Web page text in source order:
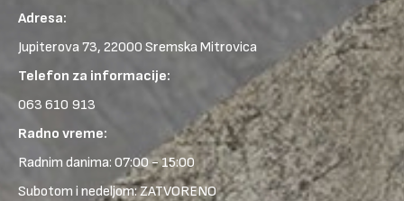
Adresa:
Jupiterova 73, 22000 Sremska Mitrovica
Telefon za informacije:
063 610 913
Radno vreme:
Radnim danima: 07:00 - 15:00
Subotom i nedeljom: ZATVORENO